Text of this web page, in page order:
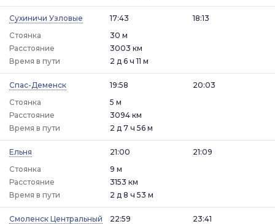
Сухиничи Узловые
17:43
Стоянка
30 м
18:13
Расстояние
3003 км
Время в пути
2 д 6 ч 11 м
Спас-Деменск
19:58
Стоянка
5 м
20:03
Расстояние
3094 км
Время в пути
2 д 7 ч 56 м
Ельня
21:00
Стоянка
9 м
21:09
Расстояние
3153 км
Время в пути
2 д 8 ч 53 м
Смоленск Центральный
22:59
23:41